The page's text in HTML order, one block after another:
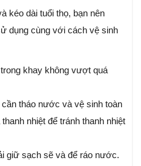
kéo dài tuổi thọ, bạn nên
dụng cùng với cách vệ sinh
khay không vượt quá
tháo nước và vệ sinh toàn
nhiệt để tránh thanh nhiệt
giữ sạch sẽ và để ráo nước.